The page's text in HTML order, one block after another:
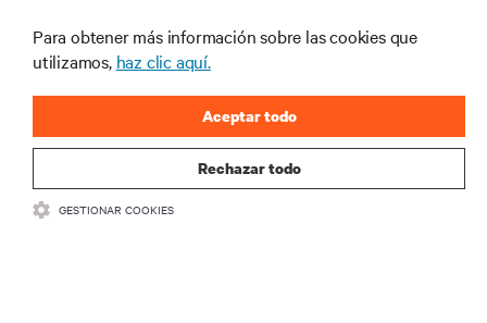
industria de Vertiv.
REGISTRARSE
Para obtener más información sobre las cookies que
utilizamos, haz clic aquí.
Rechazar todo
Aceptar todo
GESTIONAR COOKIES